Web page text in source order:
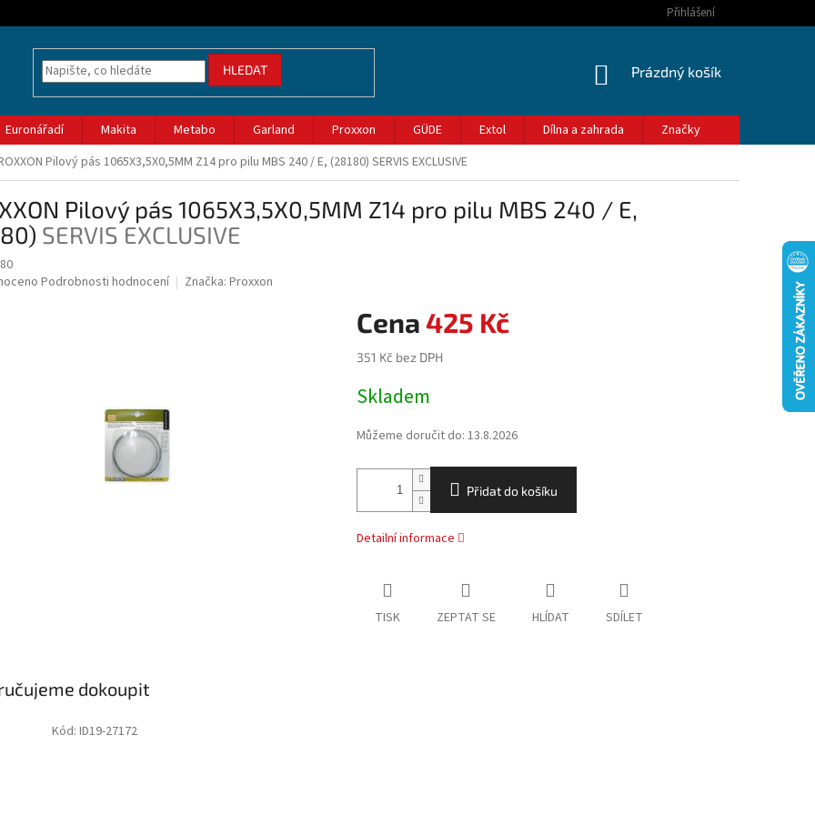
Přihlášení
HLEDAT
NÁKUPNÍ
Prázdný košík
Euronářadí Makita Metabo Garland Proxxon GÜDE Extol Dílna a zahrada
Značky
Pilový pás 1065X3,5X0,5MM Z14 pro pilu MBS 240 / E, (28180) SERVIS EXCLUSIVE
Pilový pás 1065X3,5X0,5MM Z14 pro pilu MBS 240 / E,
SERVIS EXCLUSIVE
Podrobnosti hodnocení Značka: Proxxon
425 Kč
351 Kč bez DPH
cena:
Skladem
Můžeme doručit do: 13.8.2026
Přidat do košíku
Detailní informace
TISK ZEPTAT SE HLÍDAT SDÍLET
dokoupit
Kód: ID19-27172